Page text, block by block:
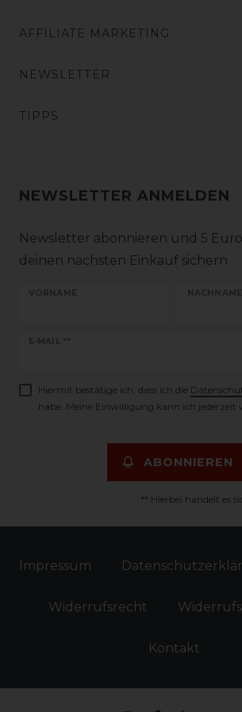
AFFILIATE MARKETING
NEWSLETTER
TIPPS
NEWSLETTER ANMELDEN
Newsletter abonnieren und 5
deinen nächsten Einkauf sichern
VORNAME NACHNAME
E-MAIL **
Newsletter
Hiermit bestätige ich, dass ich die
habe. Meine Einwilligung kann ich jederzeit
ABONNIEREN
** Hierbei handelt es
Impressum
Widerrufs­recht
Kontakt